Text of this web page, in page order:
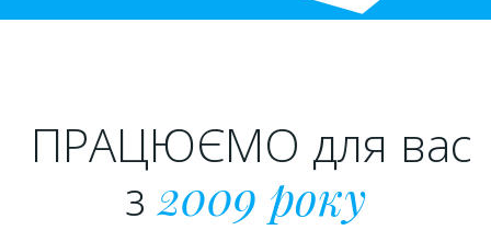
ПРАЦЮЄМО для вас
з2009 року